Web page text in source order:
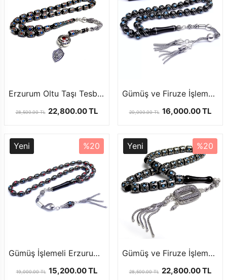
Erzurum Oltu Taşı Tesbih Usta İşi Gümüş Nakkaş Tasarım
28,500.00 TL 22,800.00 TL
Gümüş ve Firuze İşlemeli Erzurum Oltutaşı Tesbih
20,000.00 TL 16,000.00 TL
Yeni %20
Gümüş İşlemeli Erzurum Oltu Taşı Tesbih
19,000.00 TL 15,200.00 TL
Yeni %20
Gümüş ve Firuze İşlemeli Eskitme Kesim Model Oltu Taşı Tesbih
28,500.00 TL 22,800.00 TL